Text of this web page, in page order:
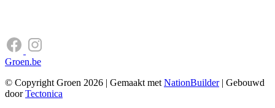
Groen.be
© Copyright Groen 2026 | Gemaakt met NationBuilder| Gebouwd
doorTectonica